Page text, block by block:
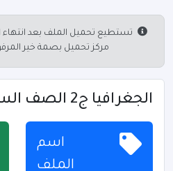
تستطيع تحميل الملف بعد انتهاء
مركز تحميل بصمة خير
الجغرافيا ج2 الصف السادس - تحميل
اسم
الملف